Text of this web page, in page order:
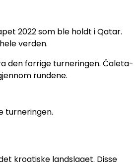
2022 som ble holdt i Qatar.
verden.
den forrige turneringen. Ćaleta-
rundene.
turneringen.
kroatiske landslaget. Disse